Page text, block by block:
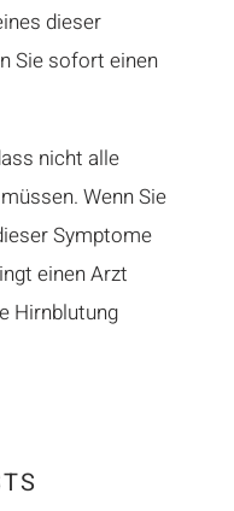
dieser
Sie sofort einen
nicht alle
Wenn Sie
Symptome
einen Arzt
Hirnblutung